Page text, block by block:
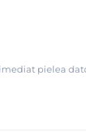
pielea